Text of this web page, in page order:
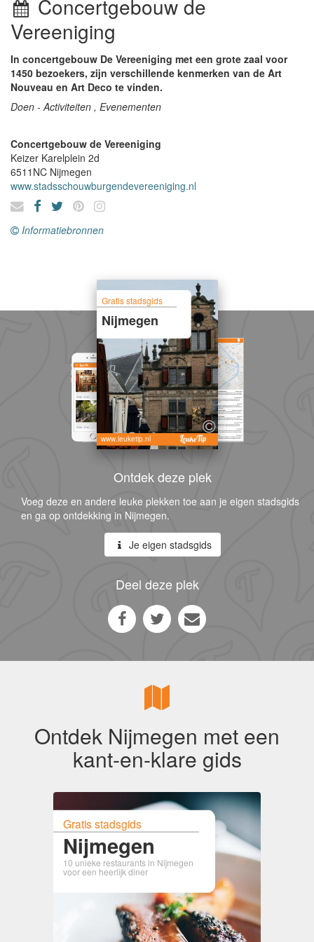
Concertgebouw de
Vereeniging
In concertgebouw De Vereeniging met een grote zaal voor
1450 bezoekers, zijn verschillende kenmerken van de Art
Nouveau en Art Deco te vinden.
Doen - Activiteiten , Evenementen
Concertgebouw de Vereeniging
Keizer Karelplein 2d
6511NC Nijmegen
www.stadsschouwburgendevereeniging.nl
Informatiebronnen
Gratis stadsgids
Nijmegen
www.leuketip.nl
Ontdek deze plek
Voeg deze en andere leuke plekken toe aan je eigen stadsgids
en ga op ontdekking in Nijmegen.
Je eigen stadsgids
Deel deze plek
Ontdek Nijmegen met een
kant-en-klare gids
Gratis stadsgids
Nijmegen
10 unieke restaurants in Nijmegen
voor een heerlijk diner